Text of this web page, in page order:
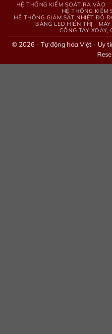
HỆ THỐNG KIỂM SOÁT RA VÀO
HỆ THỐNG KIỂM
HỆ THỐNG GIÁM SÁT NHIỆT ĐỘ
BẢNG LED HIỂN THỊ
CỔNG TAY XOAY,
© 2026 - Tự động hóa Việt - Uy